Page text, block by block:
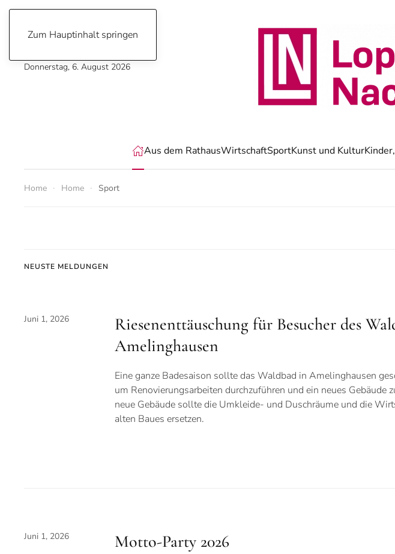
Zum Hauptinhalt springen
Donnerstag, 6. August 2026
Aus dem RathausWirtschaftSportKunst und Kultur
Home Home Sport
NEUSTE MELDUNGEN
Juni 1, 2026
Riesenenttäuschung für Besucher des
Amelinghausen
Eine ganze Badesaison sollte das Waldbad in Amelinghausen
um Renovierungsarbeiten durchzuführen und ein neues Gebäude
neue Gebäude sollte die Umkleide- und Duschräume und die
alten Baues ersetzen.
Juni 1, 2026 Motto-Party 2026